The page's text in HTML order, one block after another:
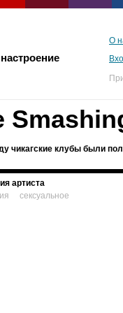
О
чикагские клубы были
артиста
сексуальное